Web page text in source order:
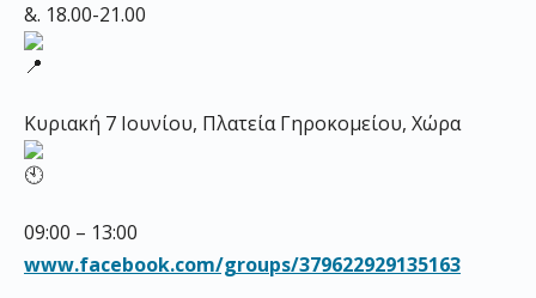
&. 18.00-21.00
Κυριακή 7 Ιουνίου, Πλατεία Γηροκομείου, Χώρα
09:00 – 13:00
www.facebook.com/groups/379622929135163